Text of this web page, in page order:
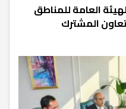
العامة للمناطق
المشترك